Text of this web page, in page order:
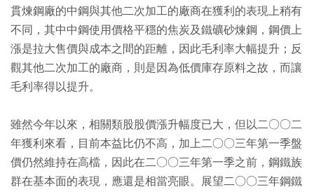
貫煉鋼廠的中鋼與其他二次加工的廠商在獲利的表現上稍有
不同，其中中鋼使用價格平穩的焦炭及鐵礦砂煉鋼，鋼價上
漲是拉大售價與成本之間的距離，因此毛利率大幅提升；反
觀其他二次加工的廠商，則是因為低價庫存原料之故，而讓
毛利率得以提升。
雖然今年以來，相關類股股價漲升幅度已大，但以二○○二
年獲利來看，目前本益比仍不高，加上二○○三年第一季盤
價仍然維持在高檔，因此在二○○三年第一季之前，鋼鐵族
群在基本面的表現，應還是相當亮眼。展望二○○三年鋼鐵